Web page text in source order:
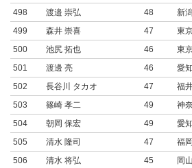
498
渡邉 崇弘 48 新
499
森井 崇喜 47 東
500
池尻 拓也 46 東
501
渡邊 亮 46 愛
502
長谷川 タカオ 47 福
503
篠崎 孝二 49 神
504
朝岡 保宏 49 愛
505
清水 隆司 47 福
506
清水 将弘 45 岡